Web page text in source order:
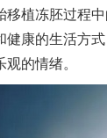
移植冻胚过程
健康的生活方
的情绪。